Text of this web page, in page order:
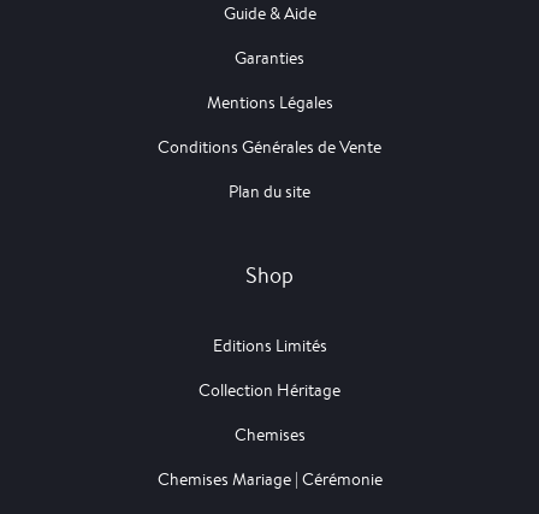
Guide & Aide
Garanties
Mentions Légales
Conditions Générales de Vente
Plan du site
Shop
Editions Limités
Collection Héritage
Chemises
Chemises Mariage | Cérémonie